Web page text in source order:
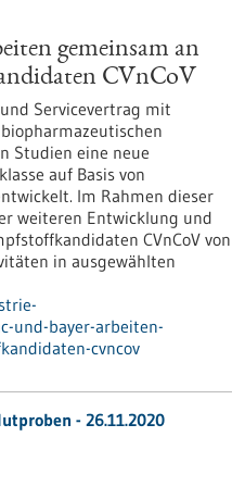
gemeinsam an
CVnCoV
Servicevertrag mit
Studien eine neue
auf Basis von
Im Rahmen dieser
weiteren Entwicklung und
CVnCoV von
in ausgewählten
und-bayer-arbeiten-
cvncov
- 26.11.2020